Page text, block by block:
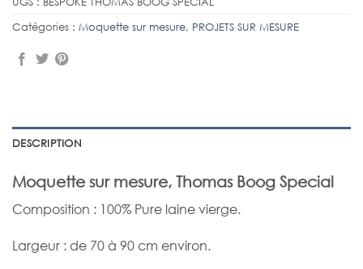
Catégories : Moquette sur mesure, PROJETS SUR MESURE
DESCRIPTION
Moquette sur mesure, Thomas Boog Special
Composition : 100% Pure laine vierge.
Largeur : de 70 à 90 cm environ.